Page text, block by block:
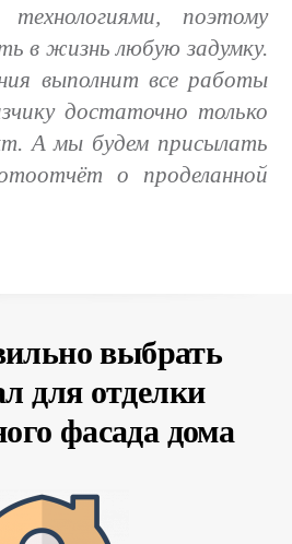
поэтому
в жизнь любую задумку.
выполнит все работы
достаточно только
А мы будем присылать
о проделанной
выбрать
для отделки
фасада дома